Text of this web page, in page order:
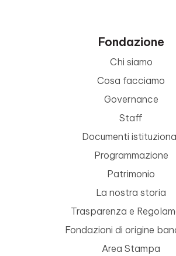
Fondazione
Chi siamo
Cosa facciamo
Governance
Staff
Documenti
Programmazione
Patrimonio
La nostra storia
Trasparenza e
Fondazioni di origine
Area Stampa